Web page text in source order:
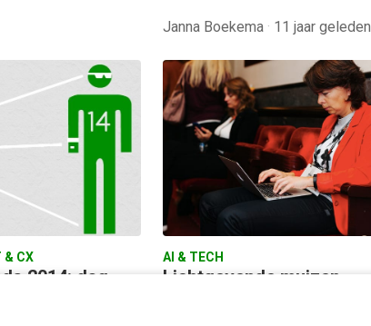
Janna Boekema · 11 jaar geleden
& CX
2014: dag
AI & TECH
Lichtgevende muizen,